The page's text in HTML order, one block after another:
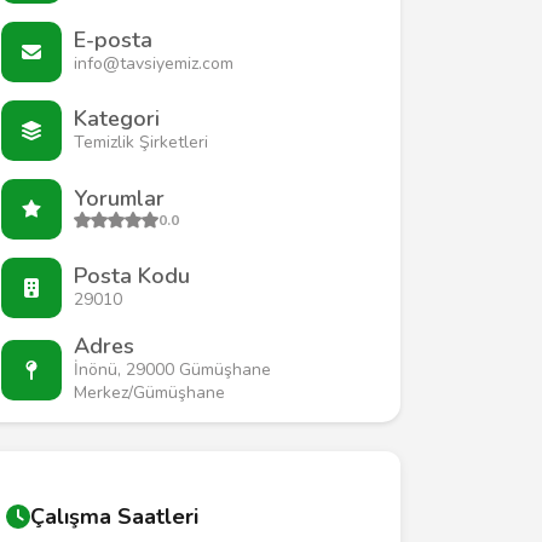
E-posta
info@tavsiyemiz.com
Kategori
Temizlik Şirketleri
Yorumlar
0.0
Posta Kodu
29010
Adres
İnönü, 29000 Gümüşhane
Merkez/Gümüşhane
Çalışma Saatleri